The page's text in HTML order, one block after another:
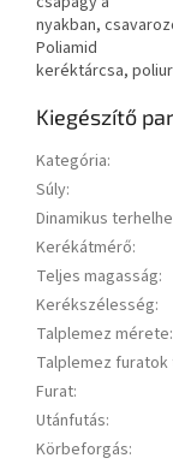
nyakban,
Poliamid
keréktárcsa,
Kiegészítő
Kategória:
Súly:
Dinamikus
Kerékátmérő:
Teljes magasság:
Kerékszélesség:
Talplemez mérete:
Talplemez furatok
Furat:
Utánfutás:
Körbeforgás: